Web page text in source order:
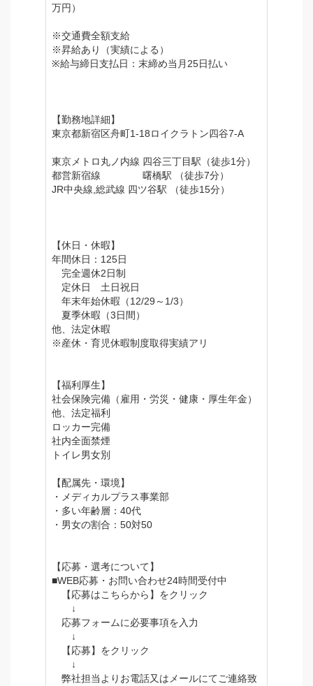
万円）
※交通費全額支給
※昇給あり（実績による）
※給与締日支払日：末締め当月25日払い
【勤務地詳細】
東京都新宿区舟町1-18ロイクラトン四谷7-A
東京メトロ丸ノ内線 四谷三丁目駅（徒歩1分）
都営新宿線 曙橋駅 （徒歩7分）
JR中央線,総武線 四ツ谷駅 （徒歩15分）
【休日・休暇】
年間休日：125日
完全週休2日制
定休日 土日祝日
年末年始休暇（12/29～1/3）
夏季休暇（3日間）
他、法定休暇
※産休・育児休暇制度取得実績アリ
【福利厚生】
社会保険完備（雇用・労災・健康・厚生年金）
他、法定福利
ロッカー完備
社内全面禁煙
トイレ男女別
【配属先・環境】
・メディカルプラス事業部
・多い年齢層：40代
・男女の割合：50対50
【応募・選考について】
■WEB応募・お問い合わせ24時間受付中
【応募はこちらから】をクリック
↓
応募フォームに必要事項を入力
↓
【応募】をクリック
↓
弊社担当よりお電話又はメールにてご連絡致